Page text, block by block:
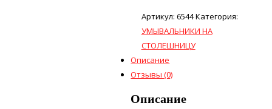
Артикул: 6544Категория:
УМЫВАЛЬНИКИ НА
СТОЛЕШНИЦУ
Описание
Отзывы (0)
Описание